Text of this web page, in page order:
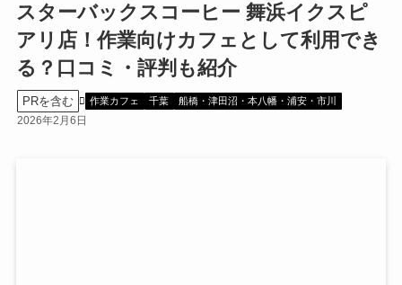
スターバックスコーヒー 舞浜イクスピ
アリ店！作業向けカフェとして利用でき
る？口コミ・評判も紹介
PRを含む 作業カフェ 千葉 船橋・津田沼・本八幡・浦安・市川
2026年2月6日